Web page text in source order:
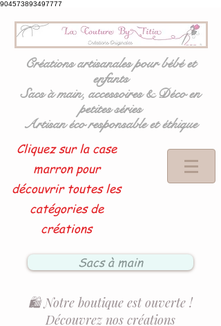
904573893497777
Créations artisanales pour bébé et
enfants
Sacs à main, accessoires & Déco en
petites séries
Artisan éco responsable et éthique
Cliquez sur la case
marron pour
découvrir toutes les
catégories de
créations
Sacs à main
🛍️ Notre boutique est ouverte !
Découvrez nos créations